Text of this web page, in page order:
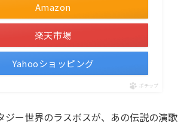
Amazon
楽天市場
Yahooショッピング
ポチップ
ジー世界のラスボスが、あの伝説の演歌